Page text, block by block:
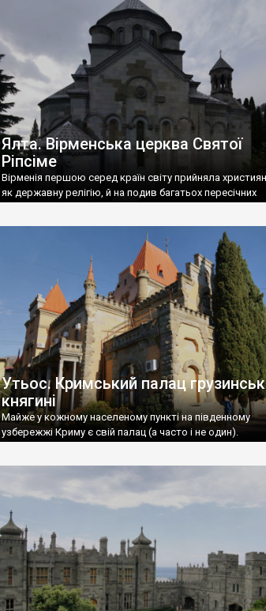
називаються «повстяками» (postaki)…” “Вино. Крим
виробляє відмінне вино і його вдосталь: воно все
легке біле і дуже […]
Ялта. Вірменська церква Святої
Ріпсіме
Вірменія першою серед країн світу прийняла
як державну релігію, й на подив багатьох пересічних
Утьос. Кримський палац
княгині
Майже у кожному населеному пункті на південному
узбережжі Криму є свій палац (а часто і не один).